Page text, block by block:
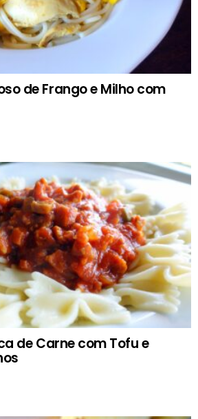
de Frango e Milho com
de Carne com Tofu e